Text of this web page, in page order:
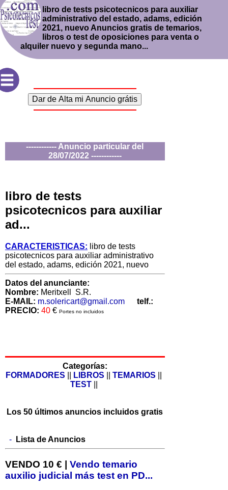
libro de tests psicotecnicos para auxiliar
administrativo del estado, adams, edición
2021, nuevo Anuncios gratis de temarios,
libros o test de oposiciones para venta o
alquiler nuevo y segunda mano...
------------ Anuncio particular del
28/07/2022 ------------
libro de tests
psicotecnicos para auxiliar
ad...
CARACTERISTICAS: libro de tests
psicotecnicos para auxiliar administrativo
del estado, adams, edición 2021, nuevo
Datos del anunciante:
Nombre: Meritxell S.R.
E-MAIL: m.solericart@gmail.com
telf.:
PRECIO: 40 € Portes no incluidos
Categorías:
FORMADORES
LIBROS ||TEMARIOS
TEST||
Los 50 últimos anuncios incluidos gratis
- Lista de Anuncios
VENDO 10 € | Vendo temario
auxilio judicial más test en PD...